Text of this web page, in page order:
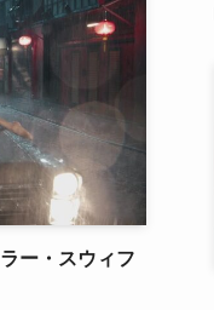
ー・スウィフ